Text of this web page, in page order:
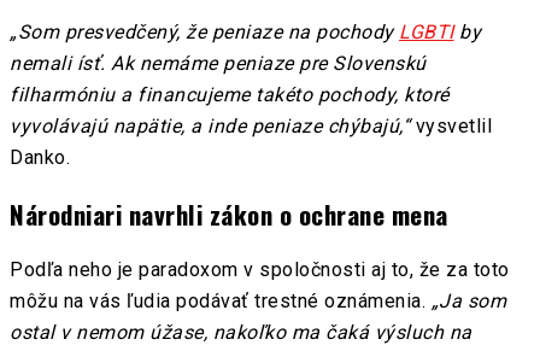
„Som presvedčený, že peniaze na pochody LGBTIby
nemali ísť. Ak nemáme peniaze pre Slovenskú
filharmóniu a financujeme takéto pochody, ktoré
vyvolávajú napätie, a inde peniaze chýbajú,“vysvetlil
Danko.
Národniari navrhli zákon o ochrane mena
Podľa neho je paradoxom v spoločnosti aj to, že za toto
môžu na vás ľudia podávať trestné oznámenia. „Ja som
ostal v nemom úžase, nakoľko ma čaká výsluch na